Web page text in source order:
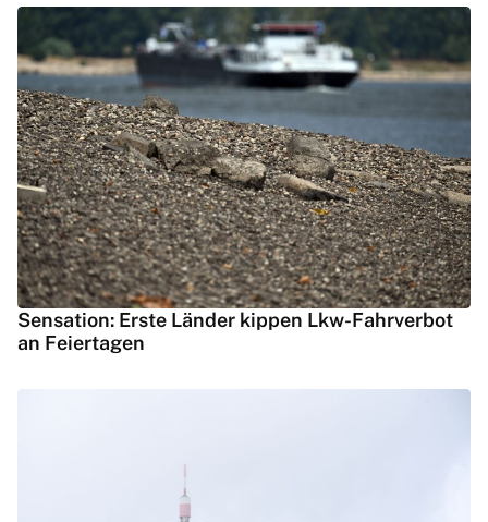
Sensation: Erste Länder kippen Lkw-Fahrverbot
an Feiertagen